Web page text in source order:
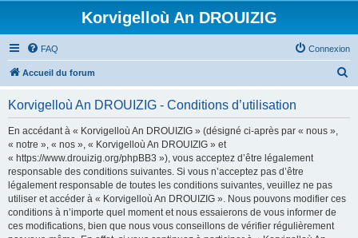
Korvigelloù An DROUIZIG
FAQ Connexion
Accueil du forum
Korvigelloù An DROUIZIG - Conditions d’utilisation
En accédant à « Korvigelloù An DROUIZIG » (désigné ci-après par « nous »,
« notre », « nos », « Korvigelloù An DROUIZIG » et
« https://www.drouizig.org/phpBB3 »), vous acceptez d’être légalement
responsable des conditions suivantes. Si vous n’acceptez pas d’être
légalement responsable de toutes les conditions suivantes, veuillez ne pas
utiliser et accéder à « Korvigelloù An DROUIZIG ». Nous pouvons modifier ces
conditions à n’importe quel moment et nous essaierons de vous informer de
ces modifications, bien que nous vous conseillons de vérifier régulièrement